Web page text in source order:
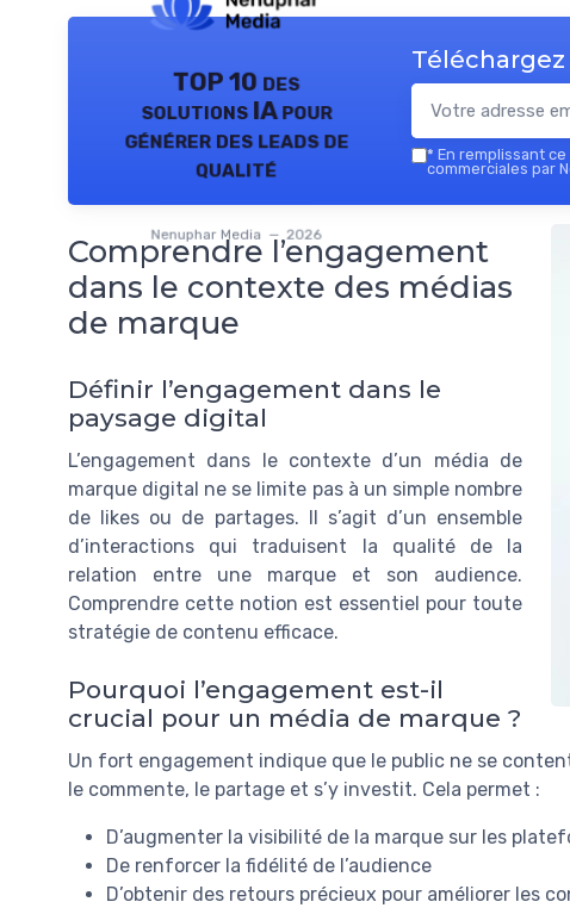
TOP 10 des
solutions IA pour
générer des leads de
qualité
Nenuphar Media — 2026
* En remplissant ce
commerciales par
Comprendre l’engagement
dans le contexte des médias
de marque
Définir l’engagement dans le
paysage digital
L’engagement dans le contexte d’un média de
marque digital ne se limite pas à un simple nombre
de likes ou de partages. Il s’agit d’un ensemble
d’interactions qui traduisent la qualité de la
relation entre une marque et son audience.
Comprendre cette notion est essentiel pour toute
stratégie de contenu efficace.
Pourquoi l’engagement est-il
crucial pour un média de marque ?
Un fort engagement indique que le public ne se
le commente, le partage et s’y investit. Cela permet :
D’augmenter la visibilité de la marque sur les
De renforcer la fidélité de l’audience
D’obtenir des retours précieux pour améliorer les